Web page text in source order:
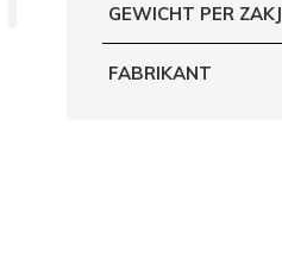
GEWICHT PER
FABRIKANT